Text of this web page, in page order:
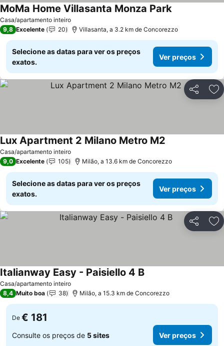
Casa/apartamento inteiro
MoMa Home Villasanta Monza Park
9,8 Excelente 20 Villasanta, a 3.2 km de Concorezzo
Selecione as datas para ver os preços
exatos.
Ver preços
Partilhar
Casa/apartamento inteiro
Lux Apartment 2 Milano Metro M2
9,0 Excelente 105 Milão, a 13.6 km de Concorezzo
Selecione as datas para ver os preços
exatos.
Ver preços
Partilhar
Casa/apartamento inteiro
Italianway Easy - Paisiello 4 B
8,4 Muito boa 38 Milão, a 15.3 km de Concorezzo
De € 181
Consulte os preços de 5 sites Ver preços